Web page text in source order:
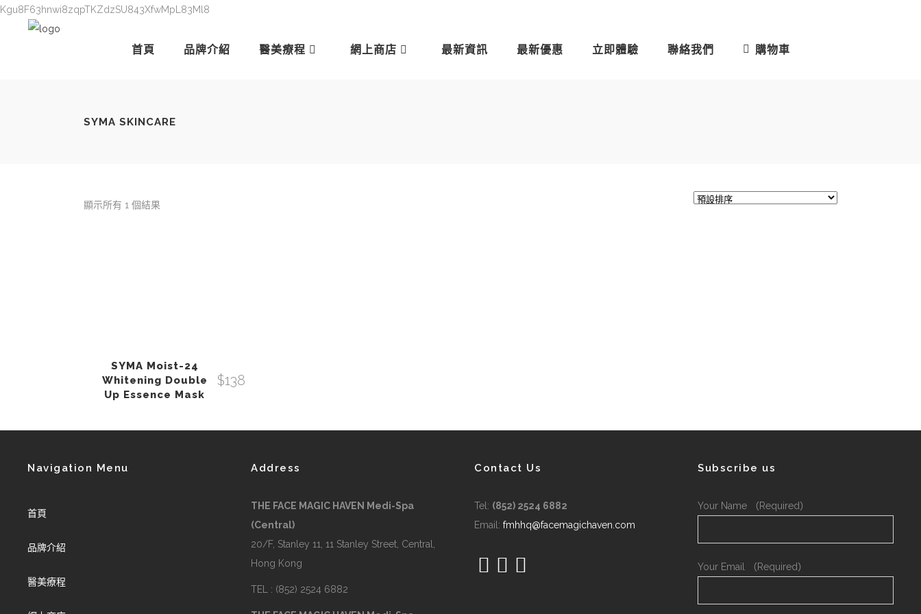
Kgu8F63hnwi8zqpTKZdzSU843XfwMpL83Ml8
首頁 品牌介紹 醫美療程 網上商店 最新資訊 最新優惠 立即體驗 聯絡我們 購物車
SYMA SKINCARE
顯示所有 1 個結果
SYMA Moist-24
Whitening Double
Up Essence Mask
$138
Navigation Menu
首頁
品牌介紹
醫美療程
Address
THE FACE MAGIC HAVEN Medi-Spa
(Central)
20/F, Stanley 11, 11 Stanley Street, Central,
Hong Kong
TEL : (852) 2524 6882
Contact Us
Tel: (852) 2524 6882
Email: fmhhq@facemagichaven.com
Subscribe us
Your Name （Required）
Your Email （Required）